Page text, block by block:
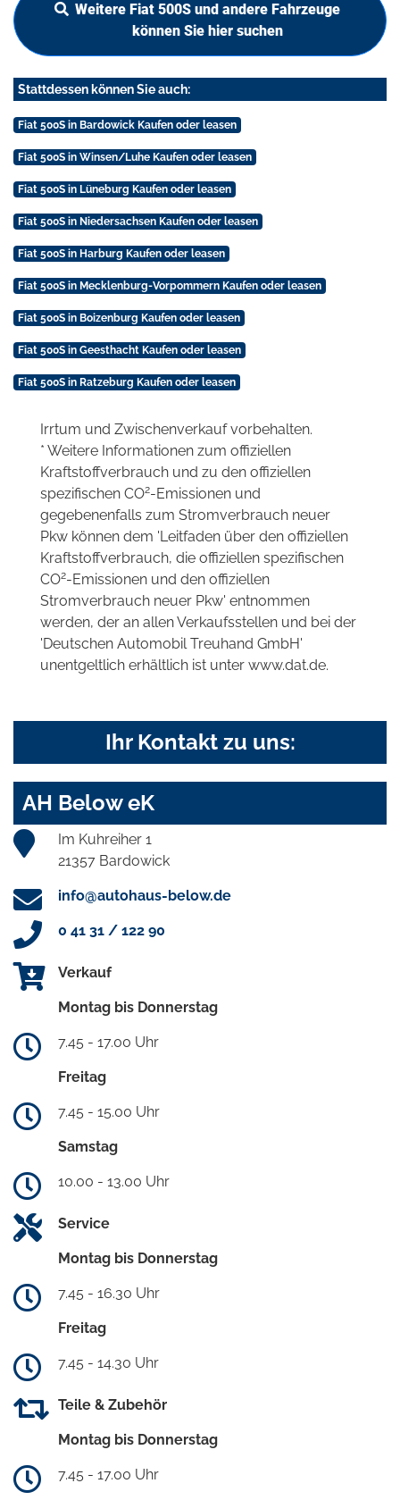
Weitere Fiat 500S und andere Fahrzeuge
können Sie hier suchen
Stattdessen können Sie auch:
Fiat 500S in Bardowick Kaufen oder leasen
Fiat 500S in Winsen/Luhe Kaufen oder leasen
Fiat 500S in Lüneburg Kaufen oder leasen
Fiat 500S in Niedersachsen Kaufen oder leasen
Fiat 500S in Harburg Kaufen oder leasen
Fiat 500S in Mecklenburg-Vorpommern Kaufen oder leasen
Fiat 500S in Boizenburg Kaufen oder leasen
Fiat 500S in Geesthacht Kaufen oder leasen
Fiat 500S in Ratzeburg Kaufen oder leasen
Irrtum und Zwischenverkauf vorbehalten.
* Weitere Informationen zum offiziellen
Kraftstoffverbrauch und zu den offiziellen
spezifischen CO2-Emissionen und
gegebenenfalls zum Stromverbrauch neuer
Pkw können dem 'Leitfaden über den offiziellen
Kraftstoffverbrauch, die offiziellen spezifischen
CO2-Emissionen und den offiziellen
Stromverbrauch neuer Pkw' entnommen
werden, der an allen Verkaufsstellen und bei der
'Deutschen Automobil Treuhand GmbH'
unentgeltlich erhältlich ist unter www.dat.de.
Ihr Kontakt zu uns:
AH Below eK
Im Kuhreiher 1
21357 Bardowick
info@autohaus-below.de
0 41 31 / 122 90
Verkauf
Montag bis Donnerstag
7.45 - 17.00 Uhr
Freitag
7.45 - 15.00 Uhr
Samstag
10.00 - 13.00 Uhr
Service
Montag bis Donnerstag
7.45 - 16.30 Uhr
Freitag
7.45 - 14.30 Uhr
Teile & Zubehör
Montag bis Donnerstag
7.45 - 17.00 Uhr